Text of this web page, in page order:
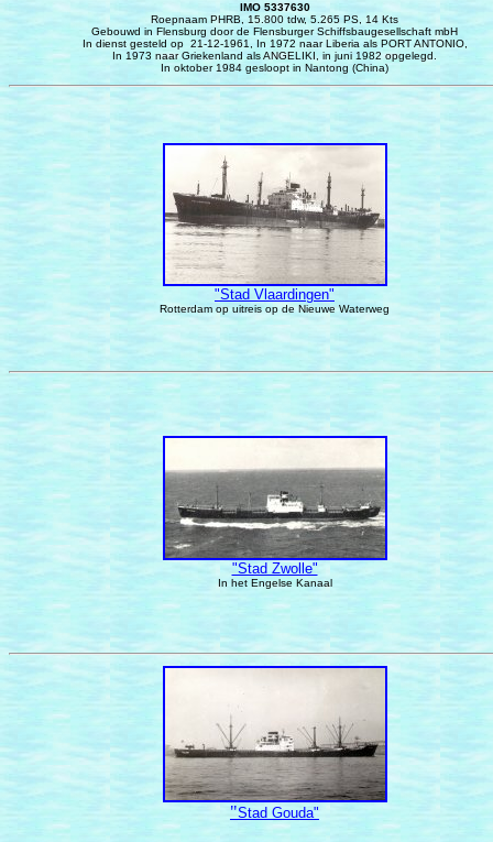
IMO 5337630
Roepnaam PHRB, 15.800 tdw, 5.265 PS, 14 Kts
Gebouwd in Flensburg door de Flensburger Schiffsbaugesellschaft mbH
In dienst gesteld op 21-12-1961, In 1972 naar Liberia als PORT ANTONIO,
In 1973 naar Griekenland als ANGELIKI, in juni 1982 opgelegd.
In oktober 1984 gesloopt in Nantong (China)
"Stad Vlaardingen"
Rotterdam op uitreis op de Nieuwe Waterweg
"Stad Zwolle"
In het Engelse Kanaal
"Stad Gouda"